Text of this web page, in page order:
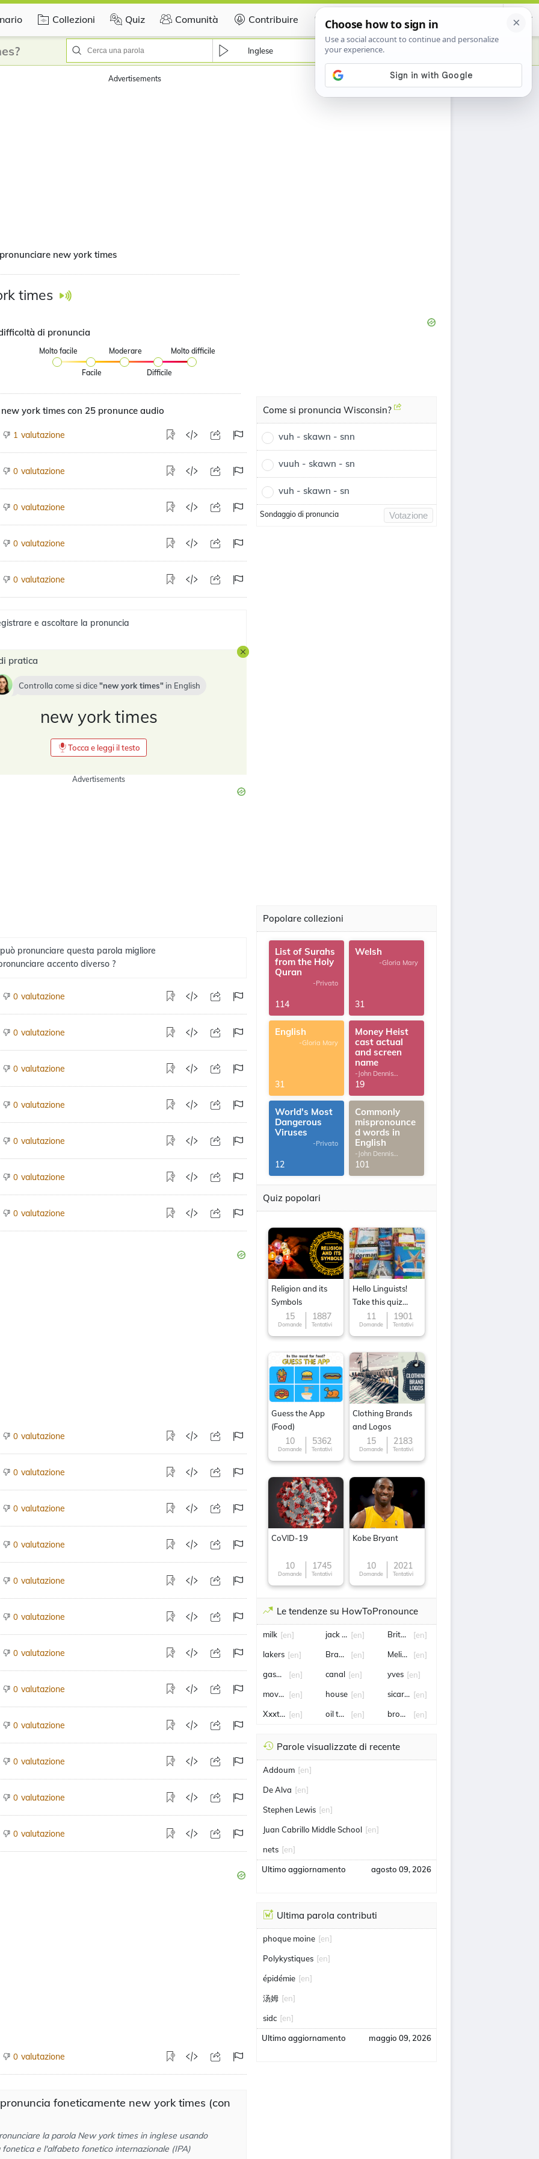
Collezioni Quiz Comunità Contribuire Certificate
Inglese
Advertisements
new york times
times
di pronuncia
Molto facile
Facile
Moderare
Difficile
Molto difficile
york times con 25 pronunce audio
1 valutazione
0 valutazione
0 valutazione
0 valutazione
0 valutazione
e ascoltare la pronuncia
pratica
Controlla come si dice new york times in English
new york times
Tocca e leggi il testo
Advertisements
pronunciare questa parola migliore
accento diverso ?
0 valutazione
0 valutazione
0 valutazione
0 valutazione
0 valutazione
0 valutazione
0 valutazione
0 valutazione
0 valutazione
0 valutazione
0 valutazione
0 valutazione
0 valutazione
0 valutazione
0 valutazione
0 valutazione
0 valutazione
0 valutazione
0 valutazione
0 valutazione
foneticamente new york times (con
la parola New york times in inglese usando
e l'alfabeto fonetico internazionale (IPA)
Come si pronuncia Wisconsin?
vuh - skawn - snn
vuuh - skawn - sn
vuh - skawn - sn
Sondaggio di pronuncia Votazione
Popolare collezioni
List of Surahs
from the Holy
Quran
-Privato
114
Welsh
-Gloria Mary
31
English
-Gloria Mary
31
Money Heist
cast actual
and screen
name
-John Dennis
G.Thomas
19
World's Most
Dangerous
Viruses
-Privato
12
Commonly
mispronounce
d words in
English
-John Dennis
G.Thomas
101
Quiz popolari
Religion and its
Symbols
15
Domande
1887
Tentativi
Hello Linguists!
Take this quiz
now!11
Domande
1901
Tentativi
Guess the App
(Food)
10
Domande
5362
Tentativi
Clothing Brands
and Logos
15
Domande
2183
Tentativi
CoVID-19
10
Domande
1745
Tentativi
Kobe Bryant
10
Domande
2021
Tentativi
Le tendenze su HowToPronounce
milk [en]
lakers [en]
gasoline[en]
movies [en]
Xxxtentacion
[en]
jack hughes
[en]
Brandon Williams
[en]
canal [en]
house [en]
oil tanker
[en]
Britney spears
[en]
Melissa Barrera
[en]
yves [en]
sicario [en]
bromo [en]
Parole visualizzate di recente
Addoum [en]
De Alva [en]
Stephen Lewis [en]
Juan Cabrillo Middle School [en]
nets [en]
Ultimo aggiornamento agosto 09, 2026
Ultima parola contributi
phoque moine [en]
Polykystiques [en]
épidémie [en]
汤姆 [en]
sidc [en]
Ultimo aggiornamento maggio 09, 2026